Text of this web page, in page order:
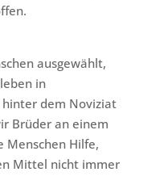
ausgewählt,
in
dem Noviziat
Brüder an einem
Menschen Hilfe,
Mittel nicht immer